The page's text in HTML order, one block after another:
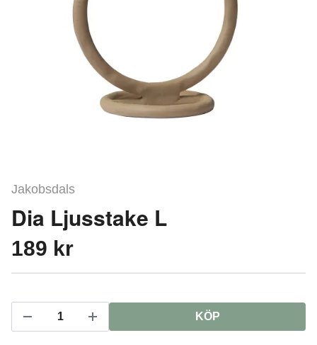
Jakobsdals
Dia Ljusstake L
189 kr
KÖP